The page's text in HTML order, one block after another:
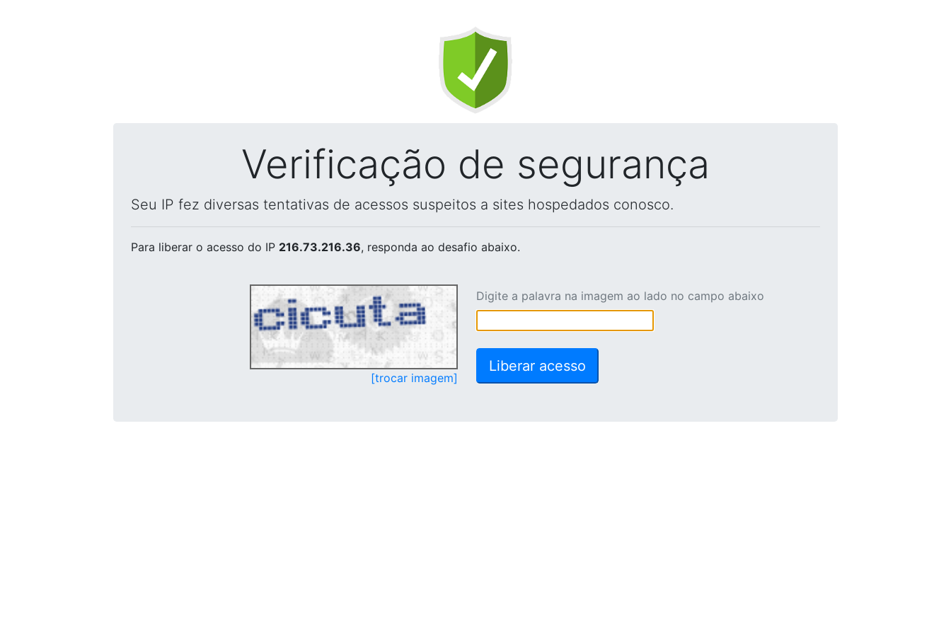
Verificação de segurança
Seu IP fez diversas tentativas de acessos suspeitos a sites hospedados conosco.
Para liberar o acesso do IP 216.73.216.36, responda ao desafio abaixo.
[trocar imagem]
Digite a palavra na imagem ao lado no campo abaixo